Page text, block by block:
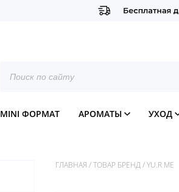
товаров
MINI ФОРМАТ АРОМАТЫ УХОД
ГЛАВНАЯ /ТОВАР БРЕНД/YU.R ME